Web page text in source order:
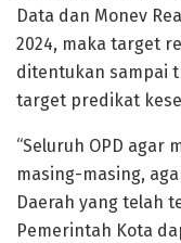
Data dan Monev
2024, maka target
ditentukan sampai
target predikat
“Seluruh OPD agar
masing-masing,
Daerah yang telah
Pemerintah Kota